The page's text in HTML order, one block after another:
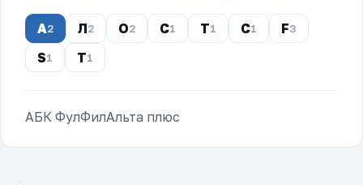
А2 Л2 О2 С1 Т1 C1 F3
S1 T1
АБК ФулФилАльта плюс